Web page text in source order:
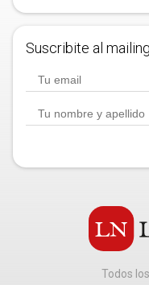
Suscribite al
Todos